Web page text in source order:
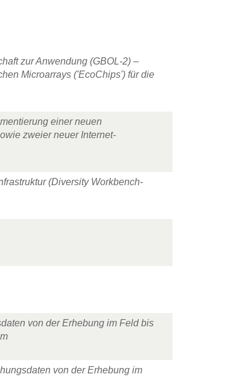
zur Anwendung (GBOL-2) –
Microarrays ('EcoChips') für die
einer neuen
zweier neuer Internet-
(Diversity Workbench-
von der Erhebung im Feld bis
von der Erhebung im